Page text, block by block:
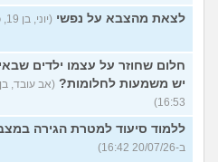
לצאת מהצבא על נפשי (יוני, בן 19, כתב ב-20/07/26 17:02)
חלום שחוזר על עצמו ילדים
יש משמעות לחלומות?
16:53)
ללמוד סיעוד למטרת הגירה
ב-20/07/26 16:42)